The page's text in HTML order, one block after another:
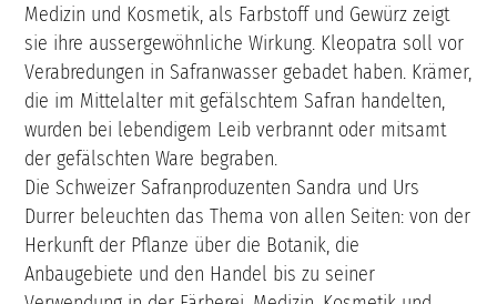
Medizin und Kosmetik, als Farbstoff und Gewürz zeigt
sie ihre aussergewöhnliche Wirkung. Kleopatra soll vor
Verabredungen in Safranwasser gebadet haben. Krämer,
die im Mittelalter mit gefälschtem Safran handelten,
wurden bei lebendigem Leib verbrannt oder mitsamt
der gefälschten Ware begraben.
Die Schweizer Safranproduzenten Sandra und Urs
Durrer beleuchten das Thema von allen Seiten: von der
Herkunft der Pflanze über die Botanik, die
Anbaugebiete und den Handel bis zu seiner